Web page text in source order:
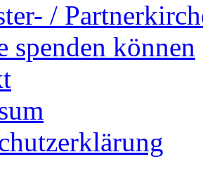
/
spenden können